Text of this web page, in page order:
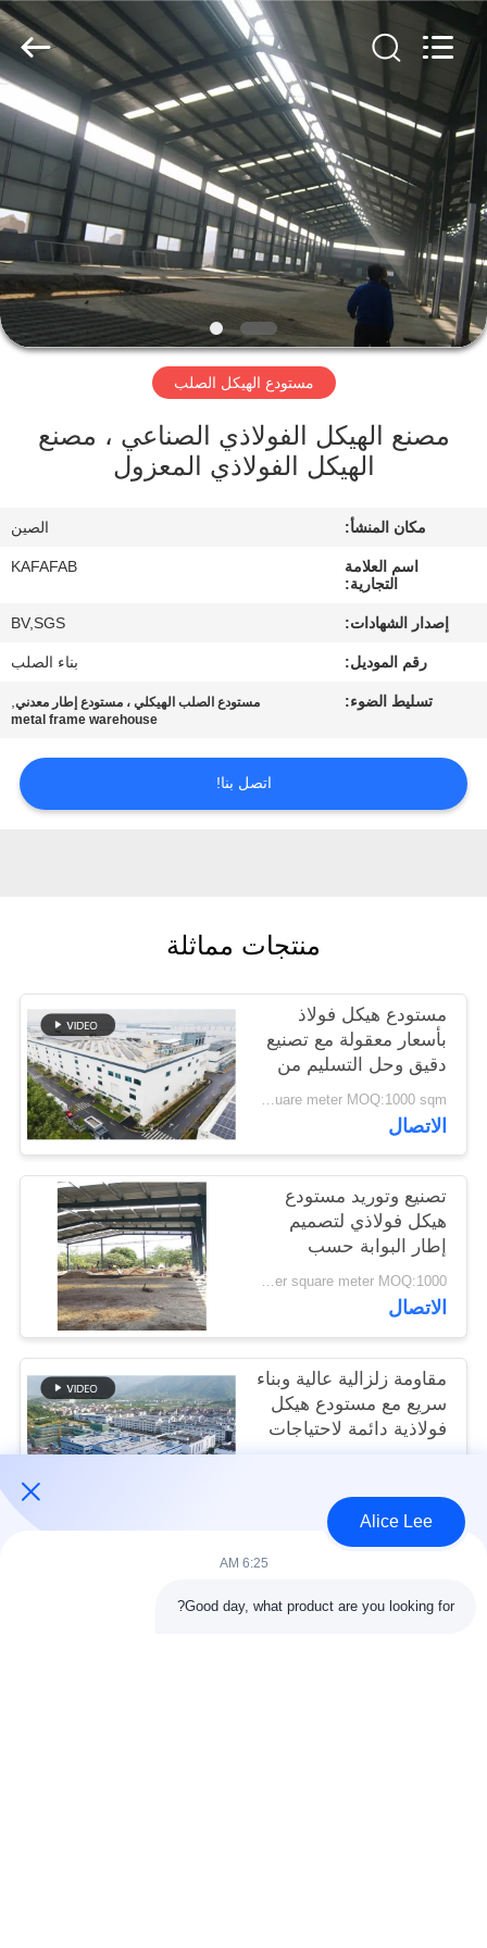
المنزل
المنتجات
فيديوهات
عرض
الواقع
معلومات
في
المصنع
مراقبة
الجودة
اتصل
القضايا
خريطة
الموقع
سياسة
الخصوصية
Qingdao
KaFa
Fabrication
Co.,
مستودع الهيكل الصلب
مصنع الهيكل الفولاذي الصناعي ، مصنع
الهيكل الفولاذي المعزول
مكان المنشأ: الصين
اسم العلامة
التجارية:
KAFAFAB
إصدار الشهادات: BV,SGS
رقم الموديل: بناء الصلب
تسليط الضوء: مستودع الصلب الهيكلي ، مستودع إطار معدني,
metal frame warehouse
اتصل بنا!
منتجات مماثلة
مستودع هيكل فولاذ
بأسعار معقولة مع تصنيع
دقيق وحل التسليم من
نقطة واحدة
USD40~60 per square meter MOQ:1000 sqm
الاتصال
تصنيع وتوريد مستودع
هيكل فولاذي لتصميم
إطار البوابة حسب
الطلب في بنين
USD 20-60 per square meter MOQ:1000 مترا مربعا
الاتصال
مقاومة زلزالية عالية وبناء
سريع مع مستودع هيكل
فولاذية دائمة لاحتياجات
Alice Lee
6:25 AM
Good day, what product are you looking for?